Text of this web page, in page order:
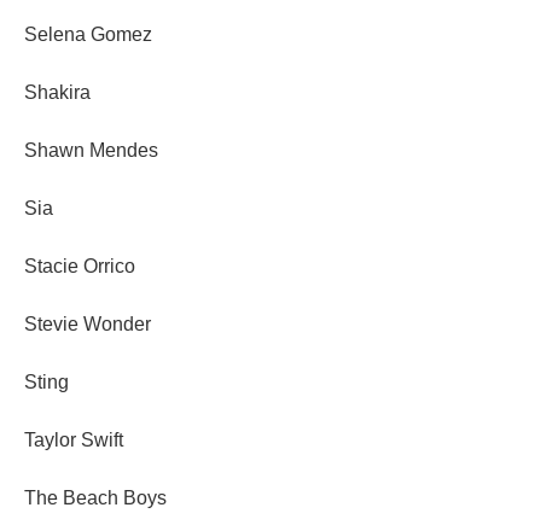
Selena Gomez
Shakira
Shawn Mendes
Sia
Stacie Orrico
Stevie Wonder
Sting
Taylor Swift
The Beach Boys